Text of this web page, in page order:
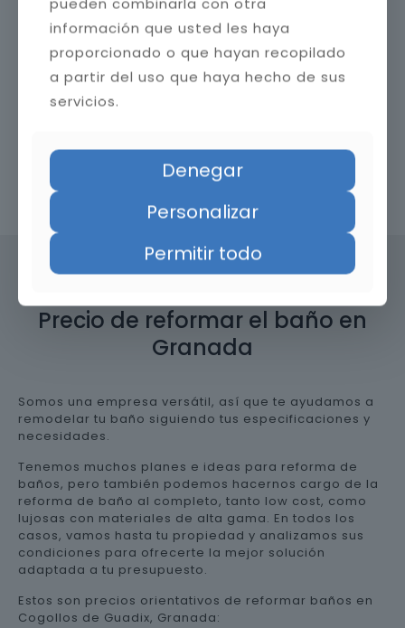
Precio de reformar el baño en
Granada
Somos una empresa versátil, así que te ayudamos a
remodelar tu baño siguiendo tus especificaciones y
necesidades.
Tenemos muchos planes e ideas para reforma de
baños, pero también podemos hacernos cargo de la
reforma de baño al completo, tanto low cost, como
lujosas con materiales de alta gama. En todos los
casos, vamos hasta tu propiedad y analizamos sus
condiciones para ofrecerte la mejor solución
adaptada a tu presupuesto.
Estos son precios orientativos de reformar baños en
Cogollos de Guadix, Granada:
información que usted les haya
proporcionado o que hayan recopilado
a partir del uso que haya hecho de sus
servicios.
Denegar
Personalizar
Permitir todo